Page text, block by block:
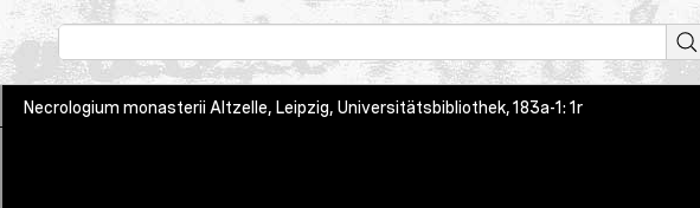
Necrologium monasterii Altzelle, Leipzig, Universitätsbibliothek, 183a-1: 1r